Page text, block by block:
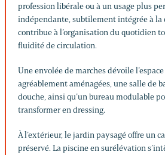
profession libérale ou à un usage plus
indépendante, subtilement intégrée à la
contribue à l’organisation du quotidien
fluidité de circulation.
Une envolée de marches dévoile
agréablement aménagées, une salle de
douche, ainsi qu’un bureau modulable
transformer en dressing.
À l’extérieur, le jardin paysagé offre un
préservé. La piscine en surélévation